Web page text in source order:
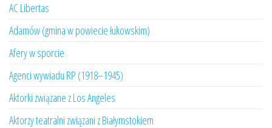
AC Libertas
Adamów (gmina w powiecie łukowskim)
Afery w sporcie
Agenci wywiadu RP (1918–1945)
Aktorki związane z Los Angeles
Aktorzy teatralni związani z Białymstokiem